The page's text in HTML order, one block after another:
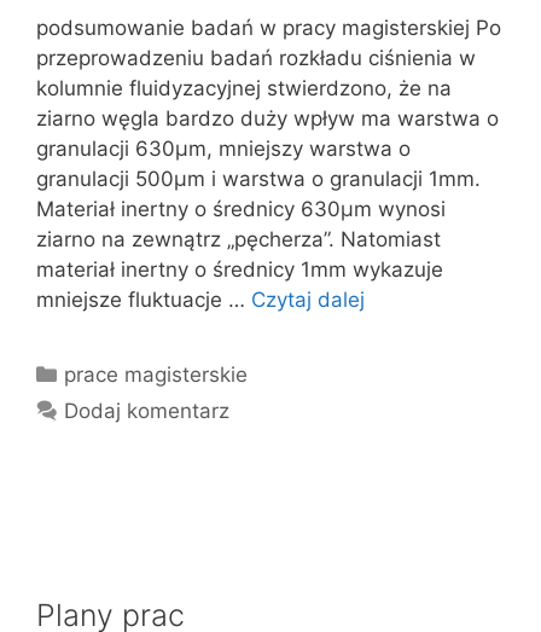
podsumowanie badań w pracy magisterskiej Po
przeprowadzeniu badań rozkładu ciśnienia w
kolumnie fluidyzacyjnej stwierdzono, że na
ziarno węgla bardzo duży wpływ ma warstwa o
granulacji 630μm, mniejszy warstwa o
granulacji 500μm i warstwa o granulacji 1mm.
Materiał inertny o średnicy 630μm wynosi
ziarno na zewnątrz „pęcherza”. Natomiast
materiał inertny o średnicy 1mm wykazuje
mniejsze fluktuacje … Czytaj dalej
Kategorie
prace magisterskie
Dodaj komentarz
Plany prac